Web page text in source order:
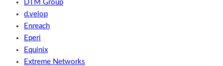
DTM Group
d.velop
Enreach
Eperi
Equinix
Extreme Networks